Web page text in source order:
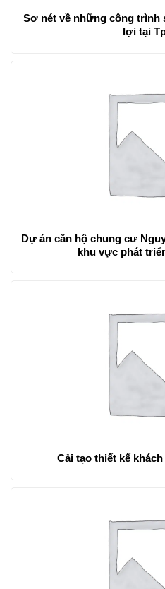
Sơ nét về những công trình
lợi tại
Dự án căn hộ chung cư
khu vực phát
Cải tạo thiết kế